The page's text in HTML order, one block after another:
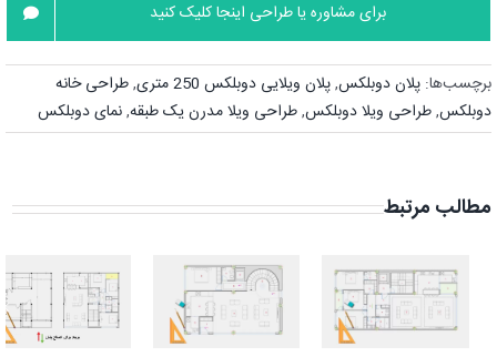
برای مشاوره یا طراحی اینجا کلیک کنید
برچسب‌ها: پلان دوبلکس,پلان ویلایی دوبلکس 250 متری ,طراحی خانه
دوبلکس,طراحی ویلا دوبلکس,طراحی ویلا مدرن یک طبقه,نمای دوبلکس
مطالب مرتبط
بهترین نقشه
ساختمان
10×20 | پلان
سه خوابه بی
طراحی نقشه
ویلا دوبلکس
۱۱۰ متری دلباز +
شاه‌نشین